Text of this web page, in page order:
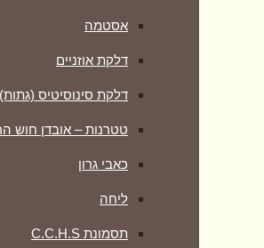
אסטמה
דלקת אוזניים
דלקת סינוסיטיס (גתות)
טטרנות – אובדן חוש
כאבי גרון
ליחה
תסמונת C.C.H.S